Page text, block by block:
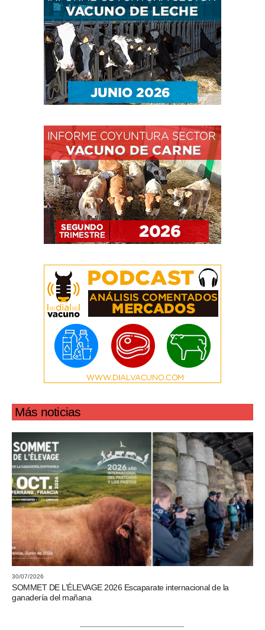
Más noticias
30/07/2026
SOMMET DE L’ÉLEVAGE 2026 Escaparate internacional de la
ganadería del mañana